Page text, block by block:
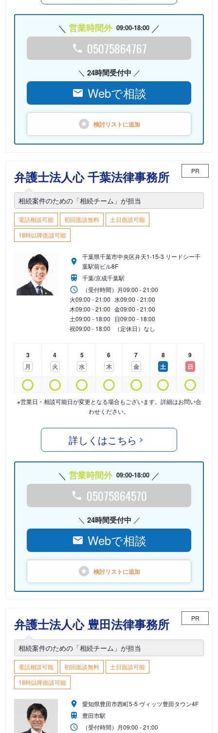
営業時間外 09:00-18:00
05075864767
24時間受付中
Webで相談
検討リストに追加
弁護士法人心 千葉法律事務所 PR
相続案件のための「相続チーム」が担当
電話相談可能 初回面談無料
土日面談可能
18時以降面談可能
千葉県千葉市中央区弁天1-15-3 リードシー千
葉駅前ビル8F
千葉/京成千葉駅
（受付時間） 月09:00 - 21:00
火09:00 - 21:00 水09:00 - 21:00
木09:00 - 21:00 金09:00 - 21:00
土09:00 - 18:00 日09:00 - 18:00
祝09:00 - 18:00 （定休日）なし
3
月
4
火
5
水
6
木
7
金
8
土
9
日
※営業日・相談可能日が変更となる場合もございます。詳細はお問い合
わせください。
詳しくはこちら
営業時間外 09:00-18:00
05075864570
24時間受付中
Webで相談
検討リストに追加
弁護士法人心 豊田法律事務所 PR
相続案件のための「相続チーム」が担当
電話相談可能 初回面談無料
土日面談可能
18時以降面談可能
愛知県豊田市西町5-5 ヴィッツ豊田タウン4F
豊田市駅
（受付時間） 月09:00 - 21:00